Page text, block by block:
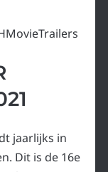
jaarlijks in
Dit is de 16e